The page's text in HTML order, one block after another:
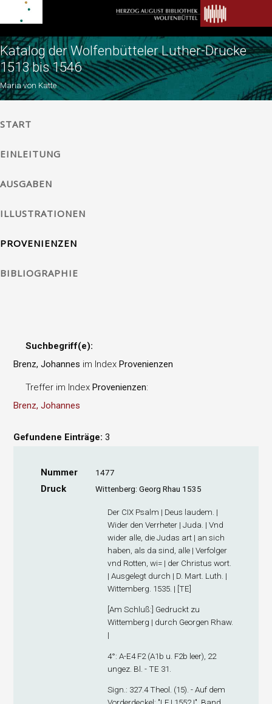
Katalog der Wolfenbütteler Luther-Drucke
1513 bis 1546
Maria von Katte
START
EINLEITUNG
AUSGABEN
ILLUSTRATIONEN
PROVENIENZEN
BIBLIOGRAPHIE
Suchbegriff(e):
Brenz, Johannes im IndexProvenienzen
Treffer im IndexProvenienzen:
Brenz, Johannes
Gefundene Einträge: 3
Nummer 1477
Druck Wittenberg: Georg Rhau 1535
Der CIX Psalm | Deus laudem. |
Wider den Verrheter | Juda. | Vnd
wider alle, die Judas art | an sich
haben, als da sind, alle | Verfolger
vnd Rotten, wi= | der Christus wort.
| Ausgelegt durch | D. Mart. Luth. |
Wittemberg. 1535. | [TE]
[Am Schluß:] Gedruckt zu
Wittemberg | durch Georgen Rhaw.
|
4°: A-E4F2 (A1b u. F2b leer), 22
ungez. Bl. - TE 31.
Sign.: 327.4 Theol. (15). - Auf dem